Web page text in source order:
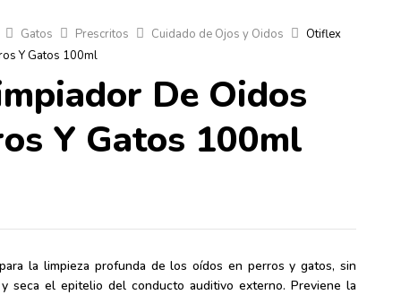
Gatos Prescritos Cuidado de Ojos y Oidos
Otiflex
Y Gatos 100ml
De Oidos
Y Gatos 100ml
la limpieza profunda de los oídos en perros y gatos, sin
seca el epitelio del conducto auditivo externo. Previene la